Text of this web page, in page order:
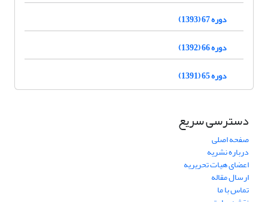
دوره 67 (1393)
دوره 66 (1392)
دوره 65 (1391)
دسترسی سریع
صفحه اصلی
درباره نشریه
اعضای هیات تحریریه
ارسال مقاله
تماس با ما